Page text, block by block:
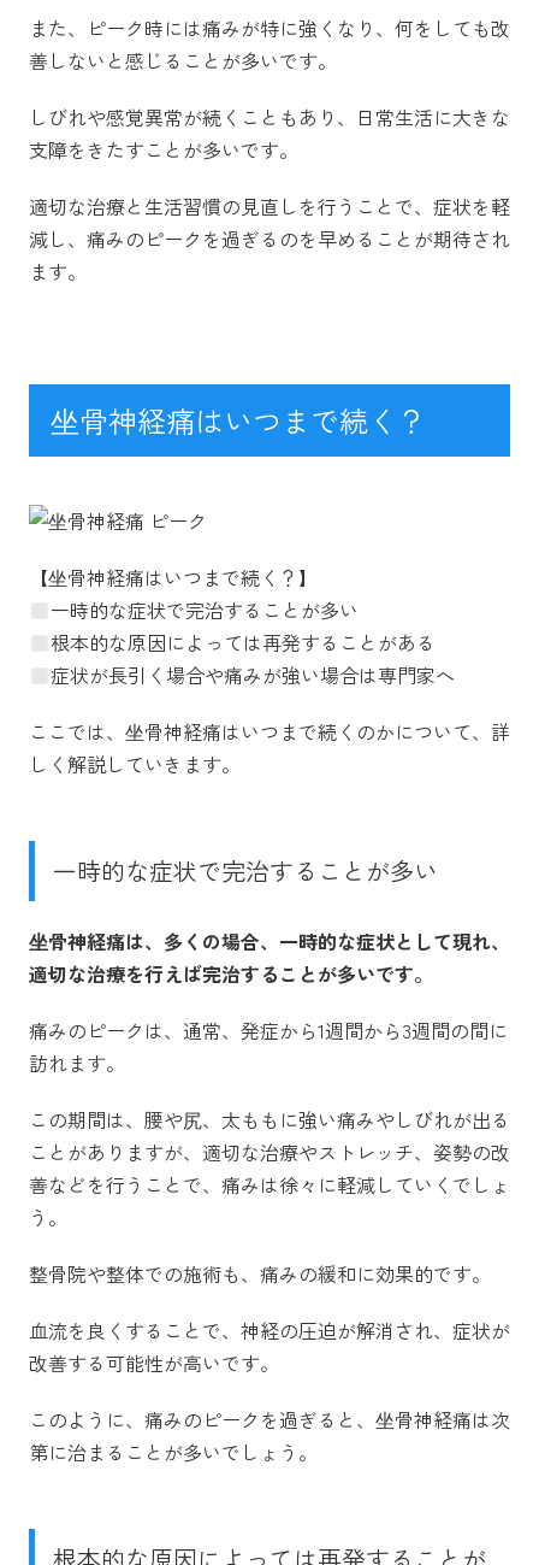
また、ピーク時には痛みが特に強くなり、何をしても改
善しないと感じることが多いです。
しびれや感覚異常が続くこともあり、日常生活に大きな
支障をきたすことが多いです。
適切な治療と生活習慣の見直しを行うことで、症状を軽
減し、痛みのピークを過ぎるのを早めることが期待され
ます。
坐骨神経痛はいつまで続く？
【坐骨神経痛はいつまで続く？】
一時的な症状で完治することが多い
根本的な原因によっては再発することがある
症状が長引く場合や痛みが強い場合は専門家へ
ここでは、坐骨神経痛はいつまで続くのかについて、詳
しく解説していきます。
一時的な症状で完治することが多い
坐骨神経痛は、多くの場合、一時的な症状として現れ、
適切な治療を行えば完治することが多いです。
痛みのピークは、通常、発症から1週間から3週間の間に
訪れます。
この期間は、腰や尻、太ももに強い痛みやしびれが出る
ことがありますが、適切な治療やストレッチ、姿勢の改
善などを行うことで、痛みは徐々に軽減していくでしょ
う。
整骨院や整体での施術も、痛みの緩和に効果的です。
血流を良くすることで、神経の圧迫が解消され、症状が
改善する可能性が高いです。
このように、痛みのピークを過ぎると、坐骨神経痛は次
第に治まることが多いでしょう。